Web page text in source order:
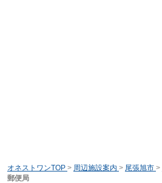
オネストワンTOP > 周辺施設案内 > 尾張旭市 >
郵便局